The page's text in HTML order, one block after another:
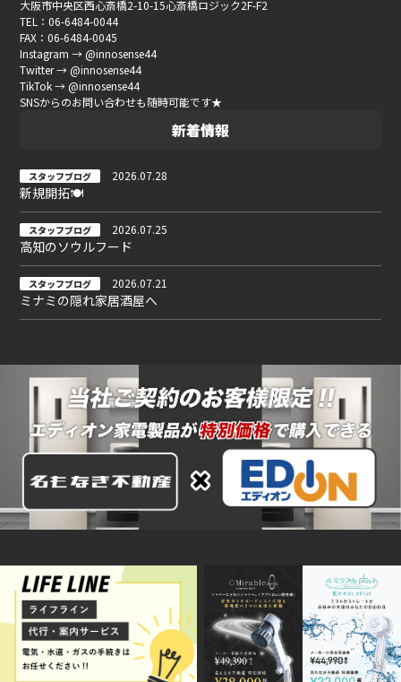
大阪市中央区西心斎橋2-10-15心斎橋ロジック2F-F2
TEL：06-6484-0044
FAX：06-6484-0045
Instagram → @innosense44
Twitter → @innosense44
TikTok → @innosense44
SNSからのお問い合わせも随時可能です★
新着情報
スタッフブログ 2026.07.28
新規開拓🍽
スタッフブログ 2026.07.25
高知のソウルフード
スタッフブログ 2026.07.21
ミナミの隠れ家居酒屋へ